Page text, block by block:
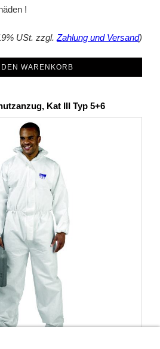
!
USt. zzgl. Zahlung und Versand)
DEN WARENKORB
Kat III Typ 5+6